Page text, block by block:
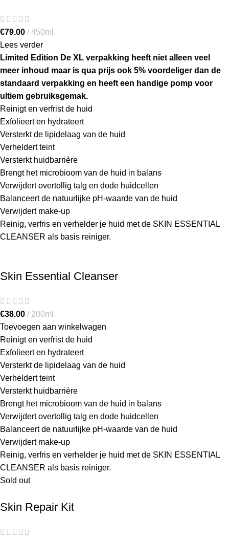
€79.00
450ml.
Lees verder
Limited Edition De XL verpakking heeft niet alleen veel
meer inhoud maar is qua prijs ook 5% voordeliger dan de
standaard verpakking en heeft een handige pomp voor
ultiem gebruiksgemak.
Reinigt en verfrist de huid
Exfolieert en hydrateert
Versterkt de lipidelaag van de huid
Verheldert teint
Versterkt huidbarrière
Brengt het microbioom van de huid in balans
Verwijdert overtollig talg en dode huidcellen
Balanceert de natuurlijke pH-waarde van de huid
Verwijdert make-up
Reinig, verfris en verhelder je huid met de SKIN ESSENTIAL
CLEANSER als basis reiniger.
Skin Essential Cleanser
€38.00
200ml.
Toevoegen aan winkelwagen
Reinigt en verfrist de huid
Exfolieert en hydrateert
Versterkt de lipidelaag van de huid
Verheldert teint
Versterkt huidbarrière
Brengt het microbioom van de huid in balans
Verwijdert overtollig talg en dode huidcellen
Balanceert de natuurlijke pH-waarde van de huid
Verwijdert make-up
Reinig, verfris en verhelder je huid met de SKIN ESSENTIAL
CLEANSER als basis reiniger.
Sold out
Skin Repair Kit